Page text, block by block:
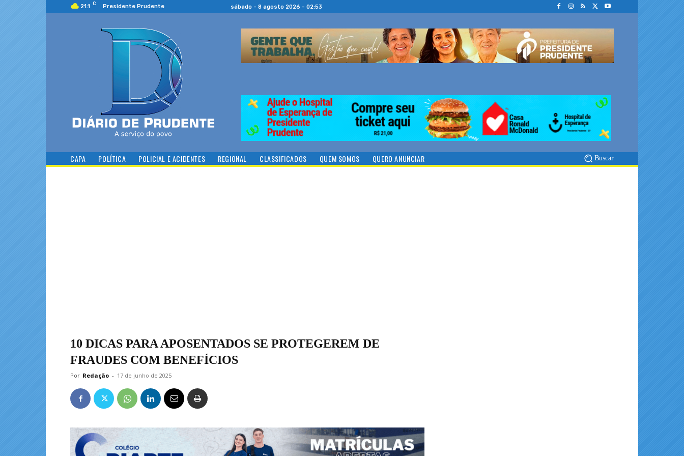
21.1 C Presidente Prudente sábado - 8 agosto 2026 - 02:53
CAPA POLÍTICA POLICIAL E ACIDENTES REGIONAL CLASSIFICADOS QUEM SOMOS QUERO ANUNCIAR Buscar
10 DICAS PARA APOSENTADOS SE PROTEGEREM DE
FRAUDES COM BENEFÍCIOS
Por Redação - 17 de junho de 2025